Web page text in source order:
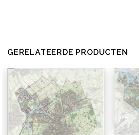
GERELATEERDE PRODUCTEN